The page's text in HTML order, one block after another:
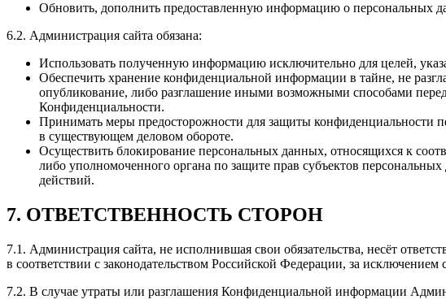
Обновить, дополнить предоставленную информацию о персональных
6.2. Администрация сайта обязана:
Использовать полученную информацию исключительно для целей,
Обеспечить хранение конфиденциальной информации в тайне, не
опубликование, либо разглашение иными возможными способами
Конфиденциальности.
Принимать меры предосторожности для защиты конфиденциальности
в существующем деловом обороте.
Осуществить блокирование персональных данных, относящихся к
либо уполномоченного органа по защите прав субъектов
действий.
7. ОТВЕТСТВЕННОСТЬ СТОРОН
7.1. Администрация сайта, не исполнившая свои обязательства, несёт
в соответствии с законодательством Российской Федерации, за
7.2. В случае утраты или разглашения Конфиденциальной информации